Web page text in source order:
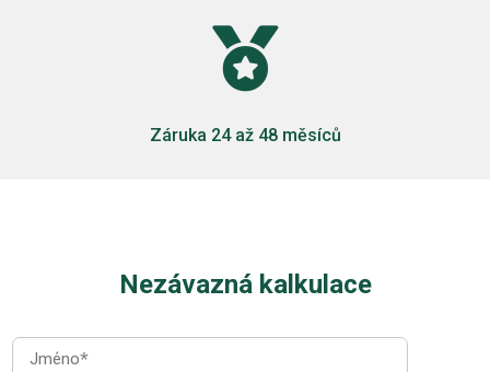

Záruka 24 až 48 měsíců
Nezávazná kalkulace